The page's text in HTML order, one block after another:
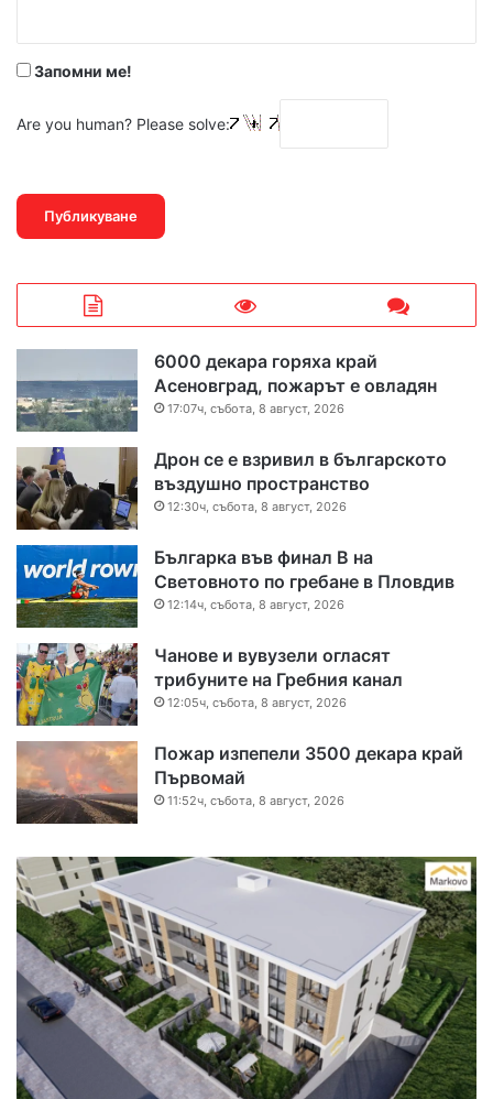
Запомни ме!
Are you human? Please solve:
6000 декара горяха край
Асеновград, пожарът е овладян
17:07ч, събота, 8 август, 2026
Дрон се е взривил в българското
въздушно пространство
12:30ч, събота, 8 август, 2026
Българка във финал B на
Световното по гребане в Пловдив
12:14ч, събота, 8 август, 2026
Чанове и вувузели огласят
трибуните на Гребния канал
12:05ч, събота, 8 август, 2026
Пожар изпепели 3500 декара край
Първомай
11:52ч, събота, 8 август, 2026